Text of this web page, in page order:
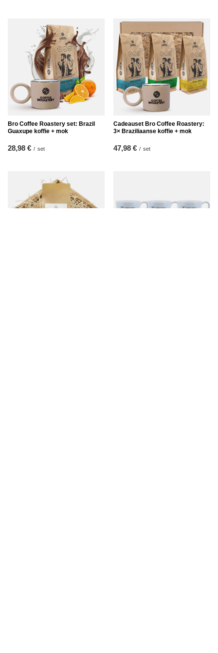
Bro Coffee Roastery set: Brazil
Guaxupe koffie + mok
28,98 € / set
Cadeauset Bro Coffee Roastery:
3× Braziliaanse koffie + mok
47,98 € / set